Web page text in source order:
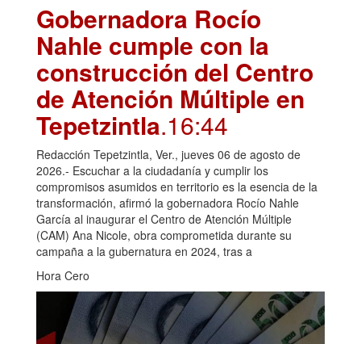
Gobernadora Rocío
Nahle cumple con la
construcción del Centro
de Atención Múltiple en
Tepetzintla.16:44
Redacción Tepetzintla, Ver., jueves 06 de agosto de
2026.- Escuchar a la ciudadanía y cumplir los
compromisos asumidos en territorio es la esencia de la
transformación, afirmó la gobernadora Rocío Nahle
García al inaugurar el Centro de Atención Múltiple
(CAM) Ana Nicole, obra comprometida durante su
campaña a la gubernatura en 2024, tras a
Hora Cero